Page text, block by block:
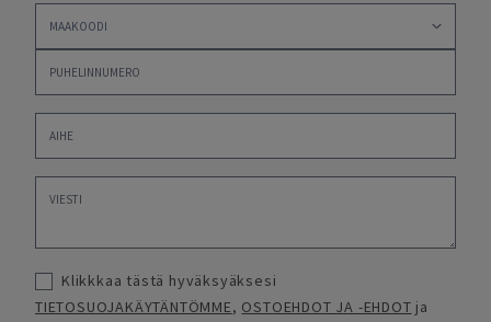
Klikkkaa tästä hyväksyäksesi
TIETOSUOJAKÄYTÄNTÖMME, OSTOEHDOT JA -EHDOT ja